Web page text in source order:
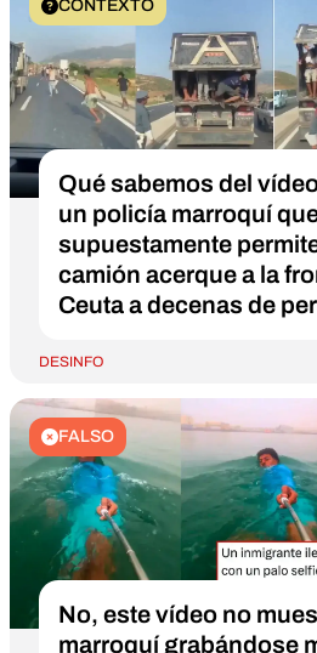
CONTEXTO
Qué sabemos del
un policía marroquí
supuestamente
camión acerque a la
Ceuta a decenas de
DESINFO
FALSO
No, este vídeo no
marroquí grabándose